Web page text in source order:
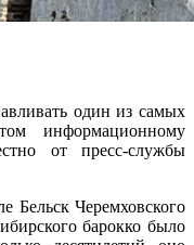
один из самых
информационному
от пресс-службы
Бельск Черемховского
барокко было